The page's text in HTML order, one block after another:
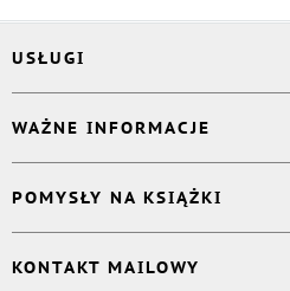
USŁUGI
Korektor
Projektant okładki
Druk Twojej książki
Publikacja
WAŻNE INFORMACJE
Książki Ridero
Pomoc
Polityka prywatności
POMYSŁY NA KSIĄŻKI
Dzienniczek malucha
KONTAKT MAILOWY